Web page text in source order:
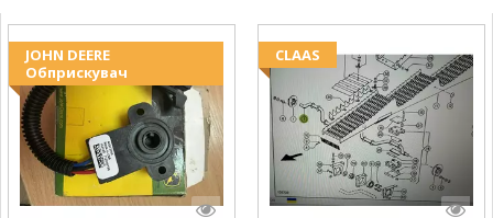
JOHN DEERE
Обприскувач
CLAAS